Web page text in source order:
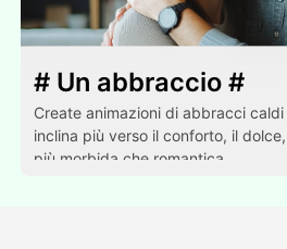
# Un abbraccio #
Create animazioni di abbracci
inclina più verso il conforto, il
più morbida che romantica.